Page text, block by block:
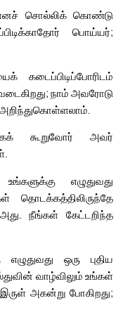
எனச் சொல்லிக் கொண்டு
பொய்யர்;
கடைப்பிடிப்போரிடம்
நாம் அவரோடு
கூறுவோர் அவர்
எழுதுவது
நீங்கள் கேட்டறிந்த
ஒரு புதிய
வாழ்விலும் உங்கள்
அகன்று போகிறது;